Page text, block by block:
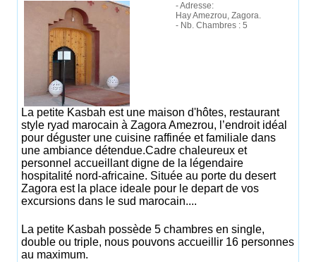
- Adresse:
Hay Amezrou, Zagora.
- Nb. Chambres : 5
La petite Kasbah est une maison d'hôtes, restaurant
style ryad marocain à Zagora Amezrou, l’endroit idéal
pour déguster une cuisine raffinée et familiale dans
une ambiance détendue.Cadre chaleureux et
personnel accueillant digne de la légendaire
hospitalité nord-africaine. Située au porte du desert
Zagora est la place ideale pour le depart de vos
excursions dans le sud marocain....
La petite Kasbah possède 5 chambres en single,
double ou triple, nous pouvons accueillir 16 personnes
au maximum.